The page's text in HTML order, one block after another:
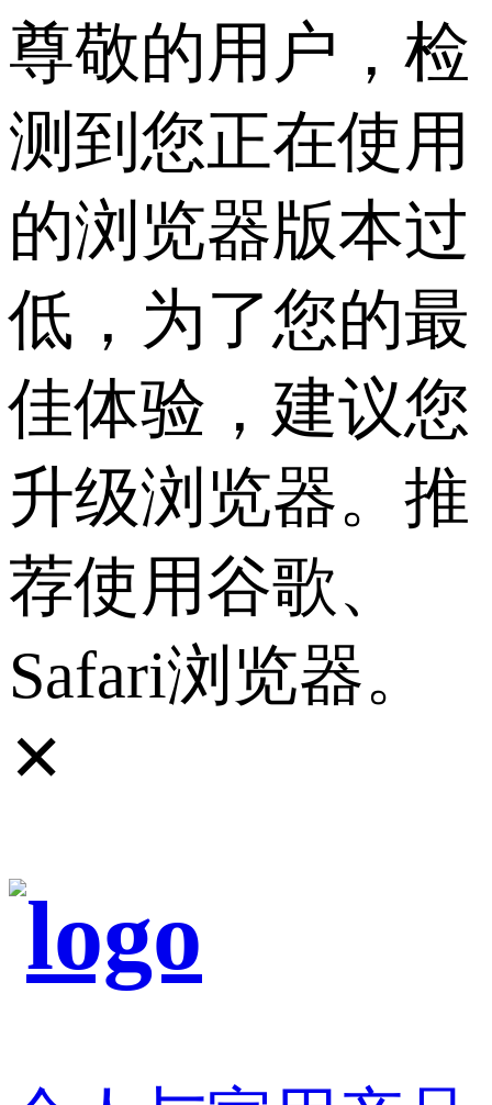
尊敬的用户，检
测到您正在使用
的浏览器版本过
低，为了您的最
佳体验，建议您
升级浏览器。推
荐使用谷歌、
Safari浏览器。
✕